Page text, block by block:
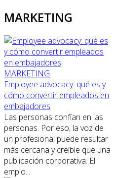
MARKETING
MARKETING
Employee advocacy: qué es y
cómo convertir empleados en
embajadores
Las personas confían en las
personas. Por eso, la voz de
un profesional puede resultar
más cercana y creíble que una
publicación corporativa. El
emplo...